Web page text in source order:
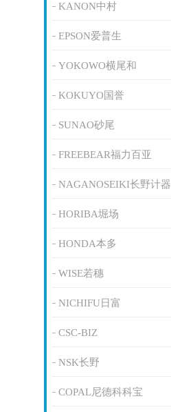
KANON中村
EPSON爱普生
YOKOWO横尾和
KOKUYO国誉
SUNAO砂尾
FREEBEAR福力百亚
NAGANOSEIKI长野计器
HORIBA堀场
HONDA本多
WISE若穗
NICHIFU日富
CSC-BIZ
NSK长野
COPAL尼德科科宝